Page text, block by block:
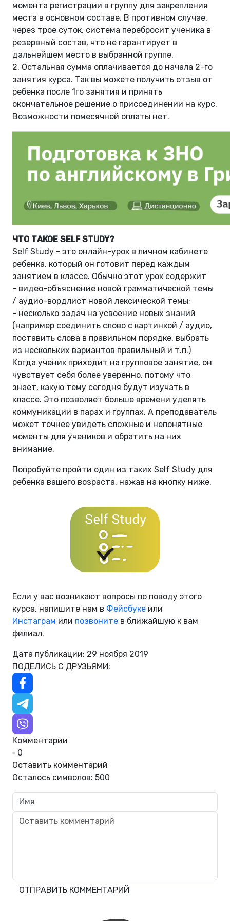
момента регистрации в группу для закрепления
места в основном составе. В противном случае,
через трое суток, система перебросит ученика в
резервный состав, что не гарантирует в
дальнейшем место в выбранной группе.
2. Остальная сумма оплачивается до начала 2-го
занятия курса. Так вы можете получить отзыв от
ребенка после 1го занятия и принять
окончательное решение о присоединении на курс.
Возможности помесячной оплаты нет.
ЧТО ТАКОЕ SELF STUDY?
Self Study - это онлайн-урок в личном кабинете
ребенка, который он готовит перед каждым
занятием в классе. Обычно этот урок содержит
- видео-объяснение новой грамматической темы
/ аудио-вордлист новой лексической темы;
- несколько задач на усвоение новых знаний
(например соединить слово с картинкой / аудио,
поставить слова в правильном порядке, выбрать
из нескольких вариантов правильный и т.п.)
Когда ученик приходит на групповое занятие, он
чувствует себя более уверенно, потому что
знает, какую тему сегодня будут изучать в
классе. Это позволяет больше времени уделять
коммуникации в парах и группах. А преподаватель
может точнее увидеть сложные и непонятные
моменты для учеников и обратить на них
внимание.
Попробуйте пройти один из таких Self Study для
ребенка вашего возраста, нажав на кнопку ниже.
Если у вас возникают вопросы по поводу этого
курса, напишите нам в Фейсбуке или
Инстаграм или позвоните в ближайшую к вам
филиал.
Дата публикации: 29 ноября 2019
ПОДЕЛИСЬ С ДРУЗЬЯМИ:
Комментарии
0
Оставить комментарий
Осталось символов: 500
ОТПРАВИТЬ КОММЕНТАРИЙ